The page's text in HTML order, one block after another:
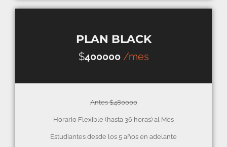
PLAN BLACK
$400000 /mes
Antes $480000
Horario Flexible (hasta 36 horas) al Mes
Estudiantes desde los 5 años en adelante